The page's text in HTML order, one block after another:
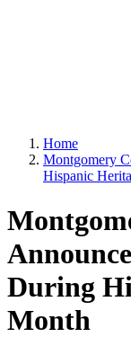
Home
Montgomery
Hispanic
During
Month